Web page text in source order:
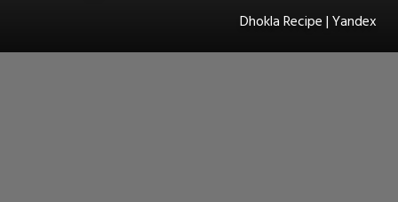
Dhokla Recipe | Yandex